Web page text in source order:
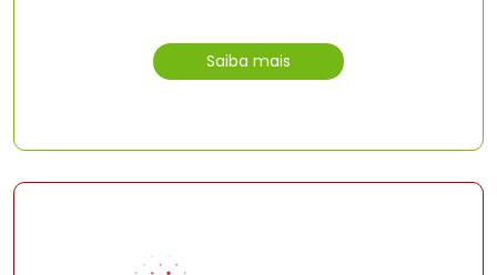
Saiba mais